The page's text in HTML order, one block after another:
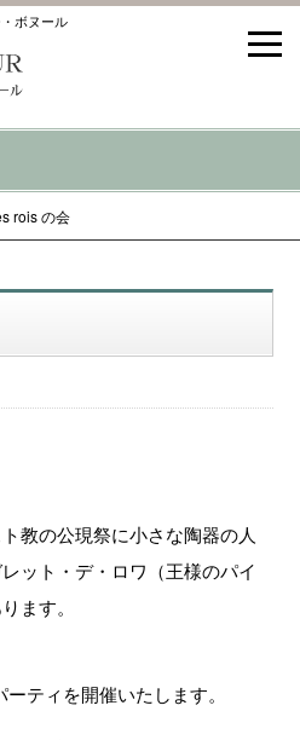
ボヌール
rois の会
教の公現祭に小さな陶器の人
ット・デ・ロワ（王様のパイ
ます。
ーティを開催いたします。